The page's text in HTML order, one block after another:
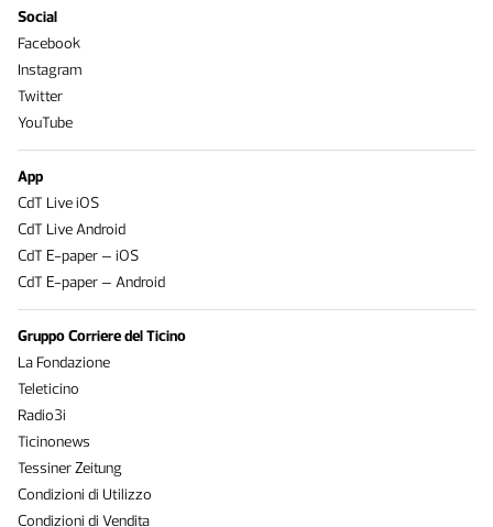
Social
Facebook
Instagram
Twitter
YouTube
App
CdT Live iOS
CdT Live Android
CdT E-paper – iOS
CdT E-paper – Android
Gruppo Corriere del Ticino
La Fondazione
Teleticino
Radio3i
Ticinonews
Tessiner Zeitung
Condizioni di Utilizzo
Condizioni di Vendita